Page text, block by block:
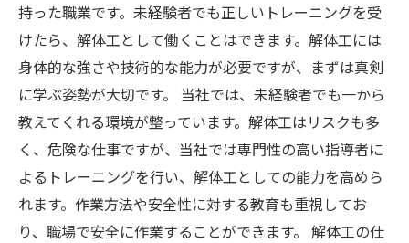
持った職業です。未経験者でも正しいトレーニングを受
けたら、解体工として働くことはできます。解体工には
身体的な強さや技術的な能力が必要ですが、まずは真剣
に学ぶ姿勢が大切です。 当社では、未経験者でも一から
教えてくれる環境が整っています。解体工はリスクも多
く、危険な仕事ですが、当社では専門性の高い指導者に
よるトレーニングを行い、解体工としての能力を高めら
れます。作業方法や安全性に対する教育も重視してお
り、職場で安全に作業することができます。 解体工の仕